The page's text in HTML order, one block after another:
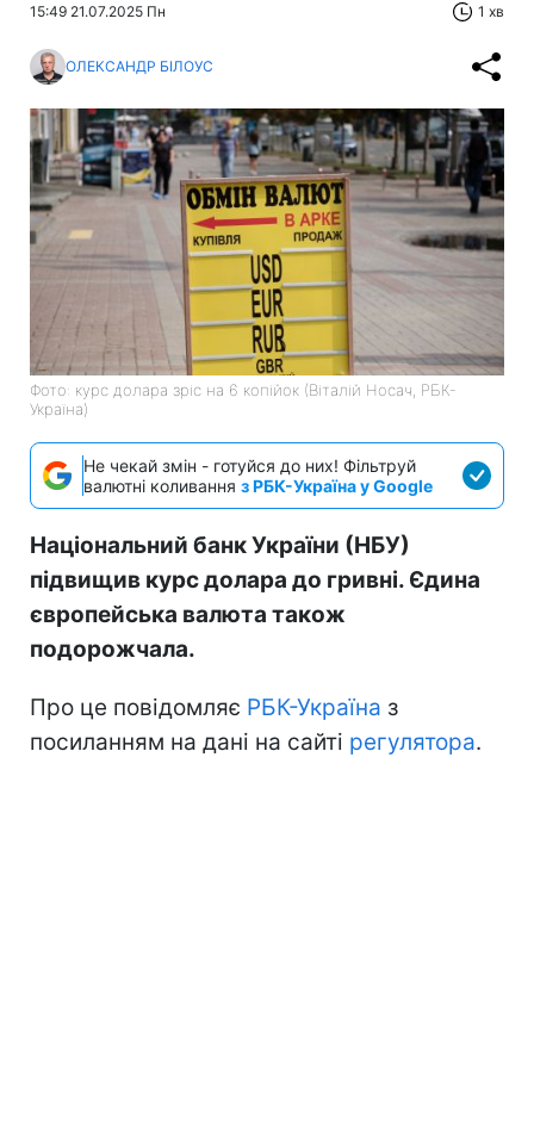
15:49 21.07.2025 Пн 1 хв
ОЛЕКСАНДР БІЛОУС
Фото: курс долара зріс на 6 копійок (Віталій Носач, РБК-
Україна)
Не чекай змін - готуйся до них! Фільтруй
валютні коливання з РБК-Україна у Google
Національний банк України (НБУ)
підвищив курс долара до гривні. Єдина
європейська валюта також
подорожчала.
Про це повідомляє РБК-Україна з
посиланням на дані на сайті регулятора.